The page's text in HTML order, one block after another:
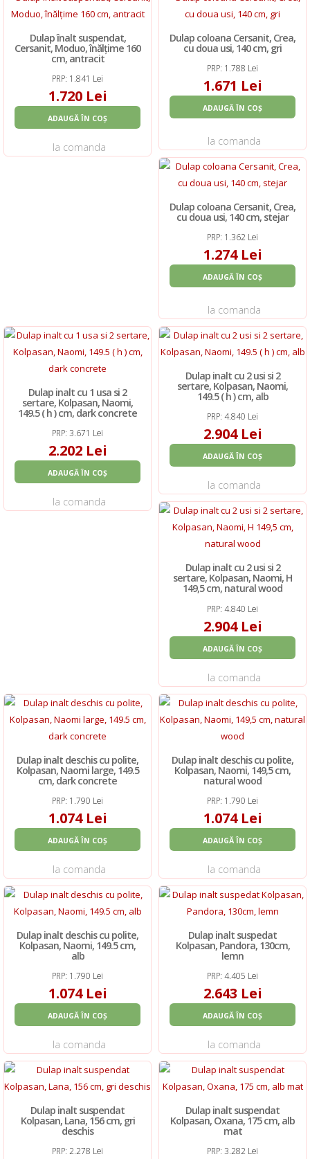
Dulap înalt suspendat,
Cersanit, Moduo, înălțime 160
cm, antracit
PRP: 1.841 Lei
1.720 Lei
ADAUGĂ ÎN COȘ
la comanda
Dulap coloana Cersanit, Crea,
cu doua usi, 140 cm, gri
PRP: 1.788 Lei
1.671 Lei
ADAUGĂ ÎN COȘ
la comanda
Dulap coloana Cersanit, Crea,
cu doua usi, 140 cm, stejar
PRP: 1.362 Lei
1.274 Lei
ADAUGĂ ÎN COȘ
la comanda
Dulap inalt cu 1 usa si 2
sertare, Kolpasan, Naomi,
149.5 ( h ) cm, dark concrete
PRP: 3.671 Lei
2.202 Lei
ADAUGĂ ÎN COȘ
la comanda
Dulap inalt cu 2 usi si 2
sertare, Kolpasan, Naomi,
149.5 ( h ) cm, alb
PRP: 4.840 Lei
2.904 Lei
ADAUGĂ ÎN COȘ
la comanda
Dulap inalt cu 2 usi si 2
sertare, Kolpasan, Naomi, H
149,5 cm, natural wood
PRP: 4.840 Lei
2.904 Lei
ADAUGĂ ÎN COȘ
la comanda
Dulap inalt deschis cu polite,
Kolpasan, Naomi large, 149.5
cm, dark concrete
PRP: 1.790 Lei
1.074 Lei
ADAUGĂ ÎN COȘ
la comanda
Dulap inalt deschis cu polite,
Kolpasan, Naomi, 149,5 cm,
natural wood
PRP: 1.790 Lei
1.074 Lei
ADAUGĂ ÎN COȘ
la comanda
Dulap inalt deschis cu polite,
Kolpasan, Naomi, 149.5 cm,
alb
PRP: 1.790 Lei
1.074 Lei
ADAUGĂ ÎN COȘ
la comanda
Dulap inalt suspedat
Kolpasan, Pandora, 130cm,
lemn
PRP: 4.405 Lei
2.643 Lei
ADAUGĂ ÎN COȘ
la comanda
Dulap inalt suspendat
Kolpasan, Lana, 156 cm, gri
deschis
PRP: 2.278 Lei
Dulap inalt suspendat
Kolpasan, Oxana, 175 cm, alb
mat
PRP: 3.282 Lei